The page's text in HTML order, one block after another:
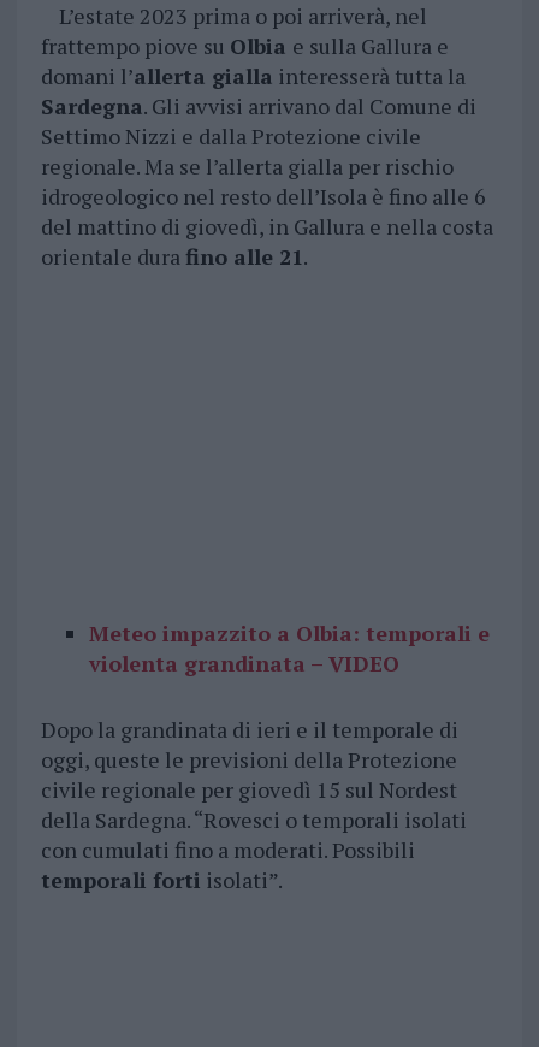
L’estate 2023 prima o poi arriverà, nel
frattempo piove su Olbia e sulla Gallura e
domani l’allerta gialla interesserà tutta la
Sardegna. Gli avvisi arrivano dal Comune di
Settimo Nizzi e dalla Protezione civile
regionale. Ma se l’allerta gialla per rischio
idrogeologico nel resto dell’Isola è fino alle 6
del mattino di giovedì, in Gallura e nella costa
orientale durafino alle 21.
Meteo impazzito a Olbia: temporali e
violenta grandinata – VIDEO
Dopo la grandinata di ieri e il temporale di
oggi, queste le previsioni della Protezione
civile regionale per giovedì 15 sul Nordest
della Sardegna. “Rovesci o temporali isolati
con cumulati fino a moderati. Possibili
temporali forti isolati”.